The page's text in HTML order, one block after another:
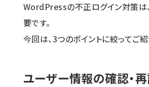
WordPressの不正ログイン対策は
要です。
今回は、3つのポイントに絞ってご紹
ユーザー情報の確認・